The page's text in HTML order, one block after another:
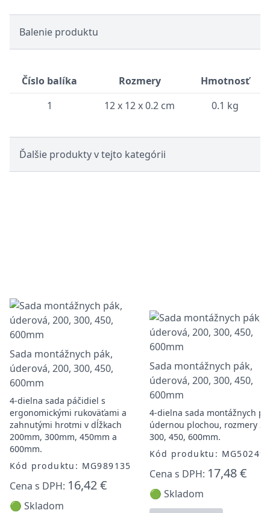
Balenie produktu
Číslo balíka Rozmery
Hmotnosť
1
12 x 12 x 0.2 cm 0.1 kg
Ďalšie produkty v tejto kategórii
Sada montážnych pák,
úderová, 200, 300, 450,
600mm
4-dielna sada páčidiel s
ergonomickými rukoväťami a
zahnutými hrotmi v dĺžkach
200mm, 300mm, 450mm a
600mm.
Kód produktu: MG989135
Cena s DPH: 16,42 €
🟢 Skladom
Sada montážnych pák,
úderová, 200, 300, 450,
600mm
4-dielna sada montážnych
údernou plochou, rozmery
300, 450, 600mm.
Kód produktu: MG50249
Cena s DPH: 17,48 €
🟢 Skladom